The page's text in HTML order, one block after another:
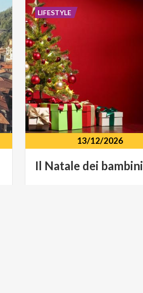
13/12/2026
Il Natale dei bambini
LIFESTYLE